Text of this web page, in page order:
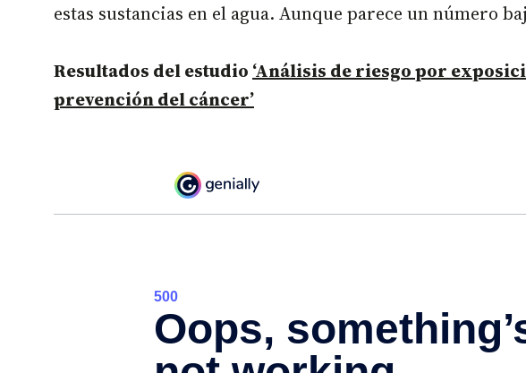
estas sustancias en el agua. Aunque parece un número
Resultados del estudio ‘Análisis de riesgo por
prevención del cáncer’